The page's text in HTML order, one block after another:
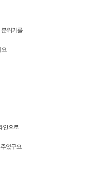
분위기를
요
인으로
었구요